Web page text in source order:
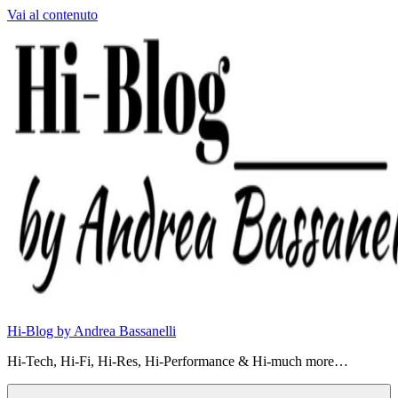
Vai al contenuto
Hi-Blog by Andrea Bassanelli
Hi-Tech, Hi-Fi, Hi-Res, Hi-Performance & Hi-much more…